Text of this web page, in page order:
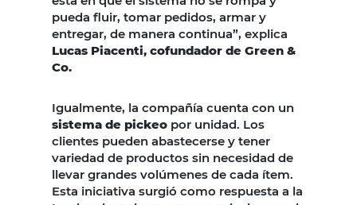
pueda fluir, tomar pedidos, armar y
entregar, de manera continua”, explica
Lucas Piacenti, cofundador de Green &
Co.
Igualmente, la compañía cuenta con un
sistema de pickeo por unidad. Los
clientes pueden abastecerse y tener
variedad de productos sin necesidad de
llevar grandes volúmenes de cada ítem.
Esta iniciativa surgió como respuesta a la